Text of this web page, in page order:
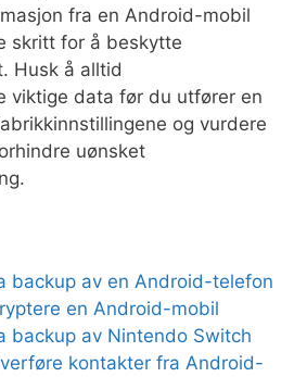
fra en Android-mobil
skritt for å beskytte
Husk å alltid
viktige data før du utfører en
og vurdere
uønsket
backup av en Android-telefon
en Android-mobil
backup av Nintendo Switch
kontakter fra Android-